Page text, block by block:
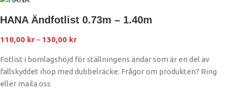
HANA Ändfotlist 0.73m – 1.40m
110,00 kr– 130,00 kr
Fotlist i bomlagshöjd för ställningens ändar som är en del av
fallskyddet ihop med dubbelräcke. Frågor om produkten? Ring
eller maila oss